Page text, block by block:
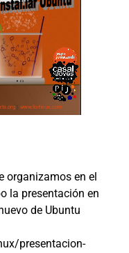
organizamos en el
la presentación en
de Ubuntu
presentacion-